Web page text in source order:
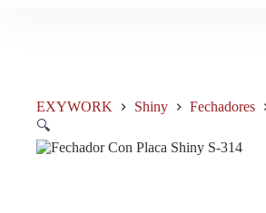
EXYWORK Shiny Fechadores
🔍